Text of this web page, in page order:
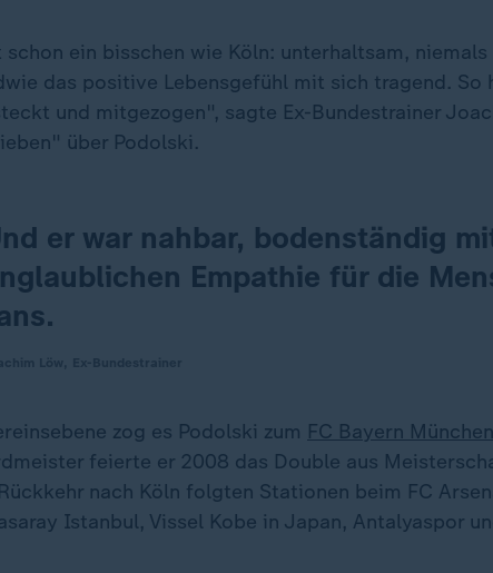
schon ein bisschen wie Köln: unterhaltsam,
das positive Lebensgefühl mit sich tragend. So
und mitgezogen", sagte Ex-Bundestrainer
über Podolski.
er war nahbar, bodenständig
Empathie für die
zog es Podolski zum FC Bayern München
feierte er 2008 das Double aus
nach Köln folgten Stationen beim FC
Istanbul, Vissel Kobe in Japan, Antalyaspor